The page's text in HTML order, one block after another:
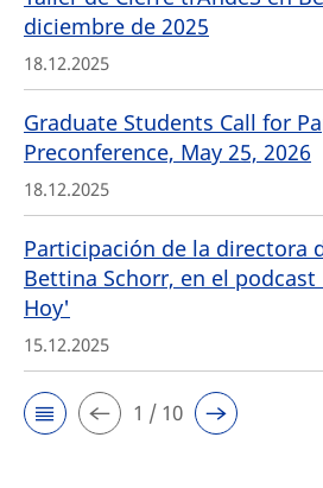
diciembre de 2025
18.12.2025
Graduate Students Call for
Preconference, May 25, 2026
18.12.2025
Participación de la directora
Bettina Schorr, en el
Hoy'
15.12.2025
1 / 10